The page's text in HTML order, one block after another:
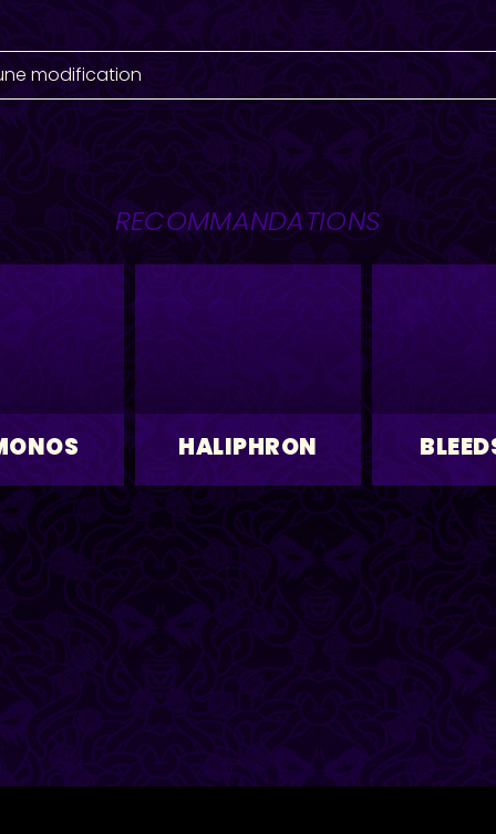
modification
RECOMMANDATIONS
HALIPHRON